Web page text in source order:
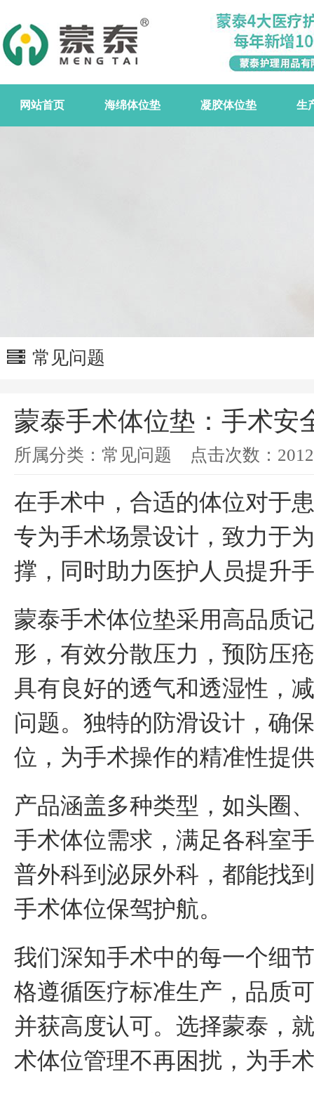
网站首页 海绵体位垫 凝胶体位垫 生
常见问题
蒙泰手术体位垫：手术安
所属分类： 常见问题 点击次数： 2012
在手术中，合适的体位对于
专为手术场景设计，致力于
撑，同时助力医护人员提升
蒙泰手术体位垫采用高品质
形，有效分散压力，预防压
具有良好的透气和透湿性，
问题。独特的防滑设计，确
位，为手术操作的精准性提
产品涵盖多种类型，如头圈
手术体位需求，满足各科室
普外科到泌尿外科，都能找
手术体位保驾护航。
我们深知手术中的每一个细
格遵循医疗标准生产，品质
并获高度认可。选择蒙泰，
术体位管理不再困扰，为手